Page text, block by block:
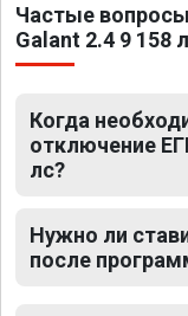
Частые
Galant 2.4 9 158
Когда
отключение
лс?
Нужно ли
после